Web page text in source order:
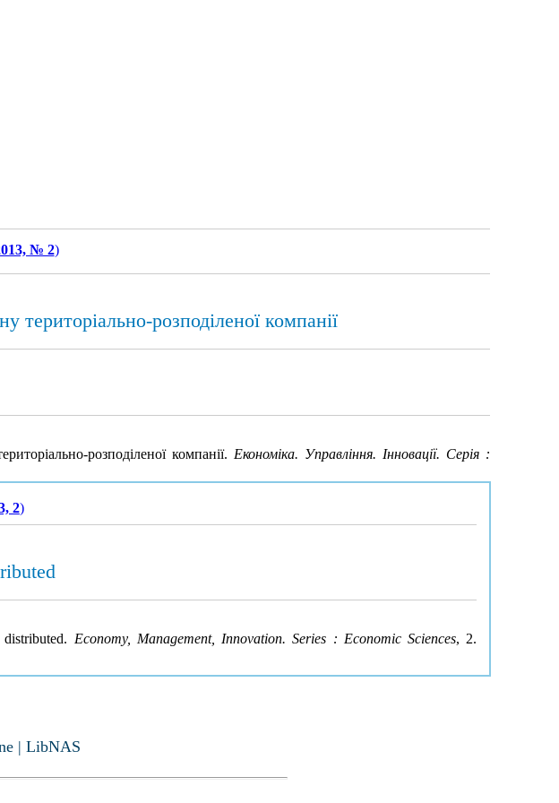
№ 2)
територіально-розподіленої компанії
розподіленої компанії. Економіка. Управління. Інновації. Серія :
2)
Economy, Management, Innovation. Series : Economic Sciences, 2.
| LibNAS